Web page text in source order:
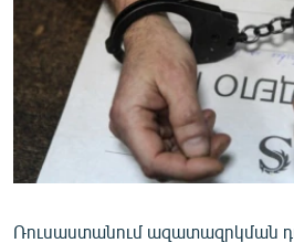
ՄԻՋԱԶԳԱՅԻՆ
ՄՇԱԿՈՒՅԹ
ՍՊՈՐՏ
ՄԵԿՆԱԲԱՆՈՒԹՅՈՒՆ
ՏՏ ԵՒ ԻՆՏԵՐՆԵՏ
ԿՈՐՈՆԱՎԻՐՈՒՍ
Ռուսաստանում